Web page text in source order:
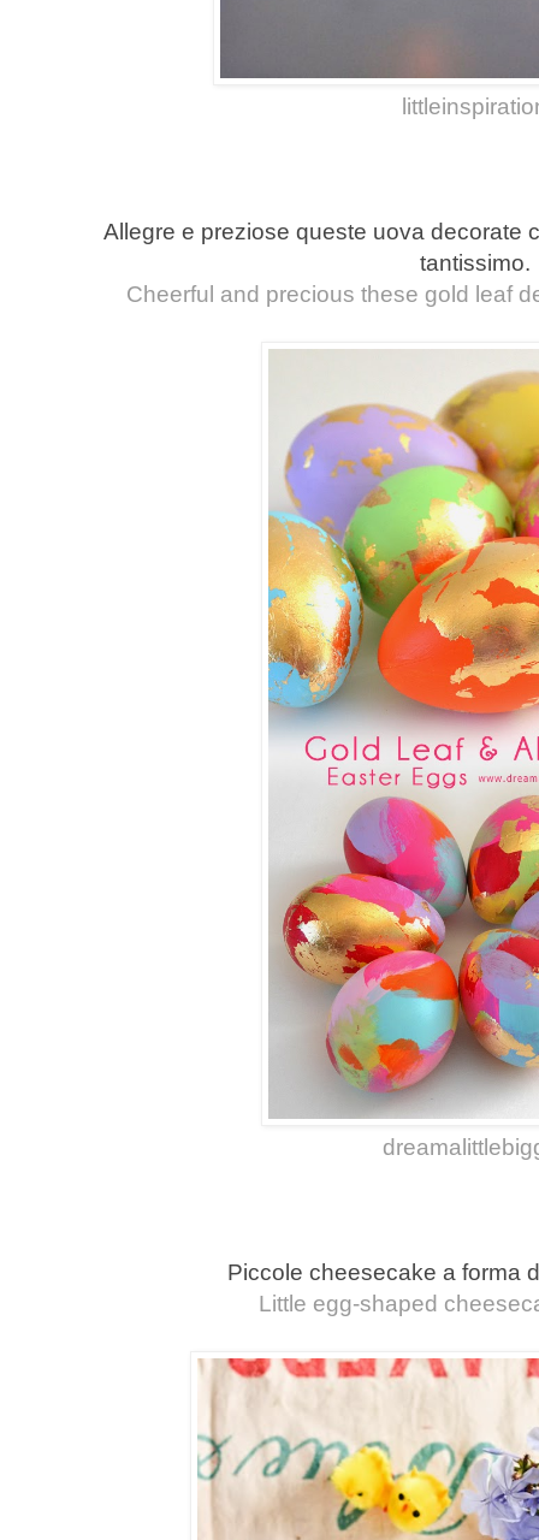
Allegre e preziose queste uova decorate
tantissimo.
Cheerful and precious these gold leaf
Piccole cheesecake a forma
Little egg-shaped